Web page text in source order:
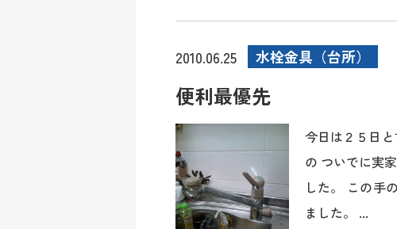
2010.06.25 水栓金具（台所）
便利最優先
今日は２５日
の ついでに実
した。 この手
ました。 ...